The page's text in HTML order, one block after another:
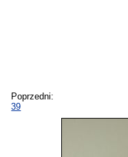
Poprzedni:
39